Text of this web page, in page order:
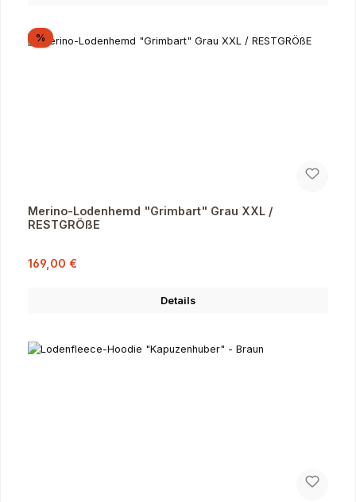
%Rabatt
Merino-Lodenhemd "Grimbart" Grau XXL /
RESTGRÖßE
Verkaufspreis:
169,00 €
Details